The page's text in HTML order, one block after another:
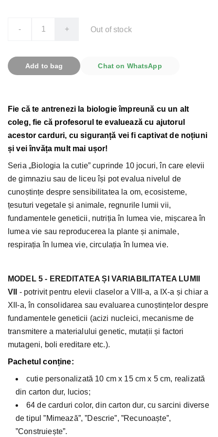
- + Out of stock
Add to bag Chat on WhatsApp
Fie că te antrenezi la biologie împreună cu un alt
coleg, fie că profesorul te evaluează cu ajutorul
acestor carduri, cu siguranță vei fi captivat de noțiuni
și vei învăța mult mai ușor!
Seria „Biologia la cutie” cuprinde 10 jocuri, în care elevii
de gimnaziu sau de liceu își pot evalua nivelul de
cunoștințe despre sensibilitatea la om, ecosisteme,
țesuturi vegetale și animale, regnurile lumii vii,
fundamentele geneticii, nutriția în lumea vie, mișcarea în
lumea vie sau reproducerea la plante și animale,
respirația în lumea vie, circulația în lumea vie.
MODEL 5 - EREDITATEA ȘI VARIABILITATEA LUMII
VII - potrivit pentru elevii claselor a VIII-a, a IX-a și chiar a
XII-a, în consolidarea sau evaluarea cunoștințelor despre
fundamentele geneticii (acizi nucleici, mecanisme de
transmitere a materialului genetic, mutații și factori
mutageni, boli ereditare etc.).
Pachetul conține:
cutie personalizată 10 cm x 15 cm x 5 cm, realizată
din carton dur, lucios;
64 de carduri color, din carton dur, cu sarcini diverse
de tipul ”Mimează”, ”Descrie”, ”Recunoaște”,
”Construiește”.